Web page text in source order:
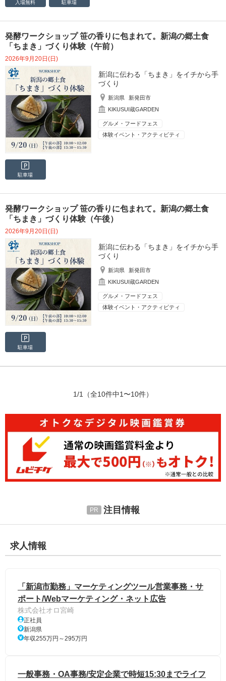
入場無料 駐車場
発酵ワークショップ 笹の香りに包まれて。新潟の郷土食
「ちまき」づくり体験（午前）
2026年9月20日(日)
新潟に伝わる「ちまき」をイチから手
づくり
新潟県
新発田市
KIKUSUI蔵GARDEN
グルメ・フードフェス
体験イベント・アクティビティ
駐車場
発酵ワークショップ 笹の香りに包まれて。新潟の郷土食
「ちまき」づくり体験（午後）
2026年9月20日(日)
新潟に伝わる「ちまき」をイチから手
づくり
新潟県
新発田市
KIKUSUI蔵GARDEN
グルメ・フードフェス
体験イベント・アクティビティ
駐車場
1/1 （全10件中1〜10件）
注目情報
求人情報
「新潟市勤務」マーケティングツール営業事務・サ
ポート/Webマーケティング・ネット広告
株式会社オロ宮崎
正社員
新潟県
年収255万円～295万円
一般事務・OA事務/安定企業で時短15:30までライフ